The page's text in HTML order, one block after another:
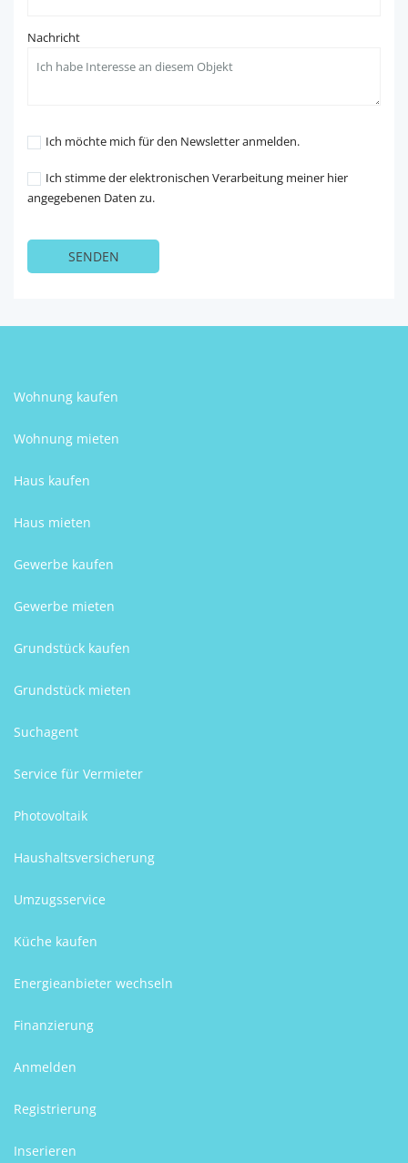
Nachricht
Ich möchte mich für den Newsletter anmelden.
Ich stimme der elektronischen Verarbeitung meiner hier
angegebenen Daten zu.
Wohnung kaufen
Wohnung mieten
Haus kaufen
Haus mieten
Gewerbe kaufen
Gewerbe mieten
Grundstück kaufen
Grundstück mieten
Suchagent
Service für Vermieter
Photovoltaik
Haushaltsversicherung
Umzugsservice
Küche kaufen
Energieanbieter wechseln
Finanzierung
Anmelden
Registrierung
Inserieren